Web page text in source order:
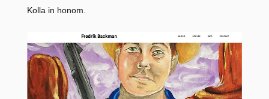
Kolla in honom.